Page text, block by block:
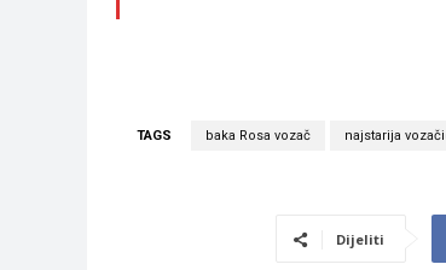
TAGS baka Rosa vozač najstarija
Dijeliti